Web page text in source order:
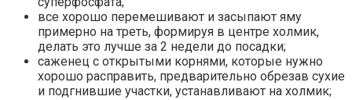
все хорошо перемешивают и засыпают яму
примерно на треть, формируя в центре холмик,
делать это лучше за 2 недели до посадки;
саженец с открытыми корнями, которые нужно
хорошо расправить, предварительно обрезав сухие
и подгнившие участки, устанавливают на холмик;